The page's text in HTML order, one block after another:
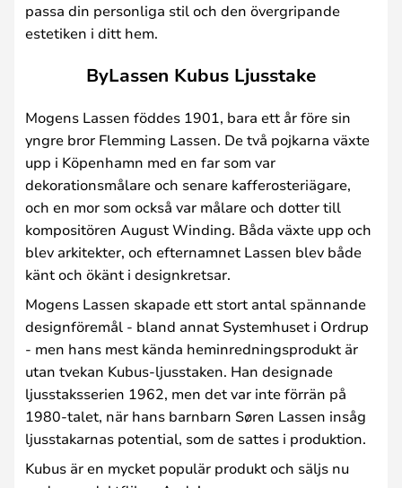
passa din personliga stil och den övergripande
estetiken i ditt hem.
ByLassen Kubus Ljusstake
Mogens Lassen föddes 1901, bara ett år före sin
yngre bror Flemming Lassen. De två pojkarna växte
upp i Köpenhamn med en far som var
dekorationsmålare och senare kafferosteriägare,
och en mor som också var målare och dotter till
kompositören August Winding. Båda växte upp och
blev arkitekter, och efternamnet Lassen blev både
känt och ökänt i designkretsar.
Mogens Lassen skapade ett stort antal spännande
designföremål - bland annat Systemhuset i Ordrup
- men hans mest kända heminredningsprodukt är
utan tvekan Kubus-ljusstaken. Han designade
ljusstaksserien 1962, men det var inte förrän på
1980-talet, när hans barnbarn Søren Lassen insåg
ljusstakarnas potential, som de sattes i produktion.
Kubus är en mycket populär produkt och säljs nu